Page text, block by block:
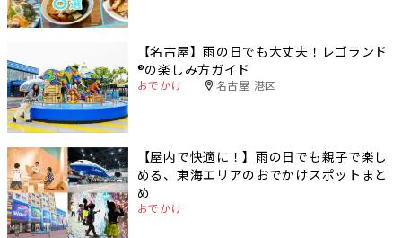
【名古屋】雨の日でも大丈夫！レゴランド
®️の楽しみ方ガイド
おでかけ 名古屋 港区
【屋内で快適に！】雨の日でも親子で楽し
める、東海エリアのおでかけスポットまと
め
おでかけ